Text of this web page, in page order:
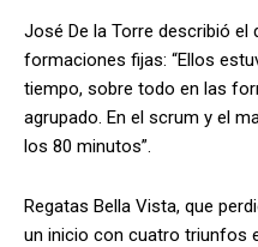
José De la Torre describió el
formaciones fijas: “Ellos
tiempo, sobre todo en las
agrupado. En el scrum y el
los 80 minutos”.
Regatas Bella Vista, que
un inicio con cuatro triunfos